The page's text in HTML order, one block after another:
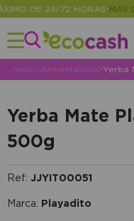
DE 24/72 HORAS•MÁS DE
Inicio> Alimentación>Yerba
Yerba Mate
500g
Ref: JJYIT00051
Marca: Playadito